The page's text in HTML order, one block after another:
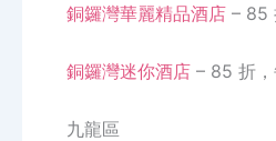
銅鑼灣華麗精品酒店 – 85
銅鑼灣迷你酒店 – 85 折
九龍區